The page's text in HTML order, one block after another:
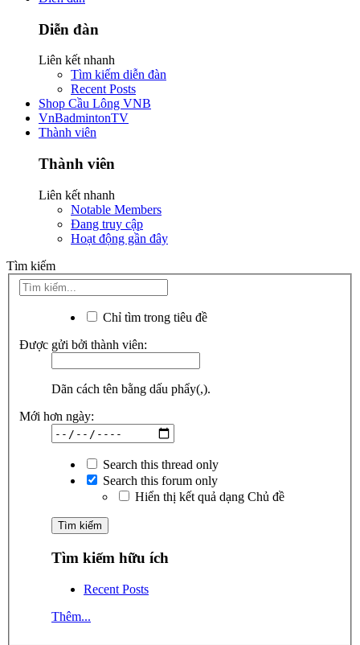
Diễn đàn
Liên kết nhanh
Tìm kiếm diễn đàn
Recent Posts
Shop Cầu Lông VNB
VnBadmintonTV
Thành viên
Thành viên
Liên kết nhanh
Notable Members
Đang truy cập
Hoạt động gần đây
Tìm kiếm
Chỉ tìm trong tiêu đề
Được gửi bởi thành viên:
Dãn cách tên bằng dấu phẩy(,).
Mới hơn ngày:
Search this thread only
Search this forum only
Hiển thị kết quả dạng Chủ đề
Tìm kiếm hữu ích
Recent Posts
Thêm...